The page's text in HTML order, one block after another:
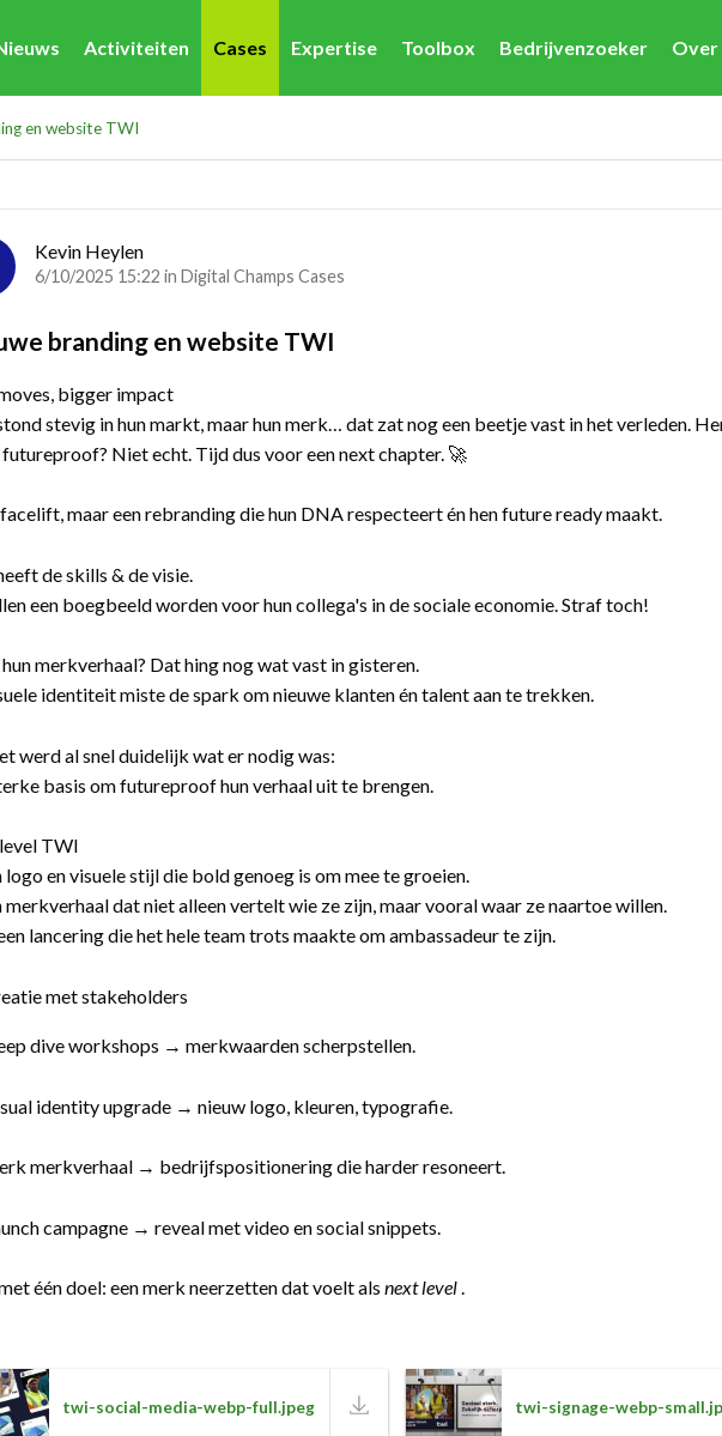
Activiteiten Cases Expertise Toolbox Bedrijvenzoeker Over
en website TWI
Kevin Heylen
6/10/2025 15:22 in Digital Champs Cases
branding en website TWI
bigger impact
stevig in hun markt, maar hun merk… dat zat nog een beetje vast in het verleden.
Niet echt. Tijd dus voor een next chapter. 🚀
maar een rebranding die hun DNA respecteert én hen future ready maakt.
de skills & de visie.
een boegbeeld worden voor hun collega's in de sociale economie. Straf toch!
merkverhaal? Dat hing nog wat vast in gisteren.
identiteit miste de spark om nieuwe klanten én talent aan te trekken.
werd al snel duidelijk wat er nodig was:
basis om futureproof hun verhaal uit te brengen.
TWI
logo en visuele stijl die bold genoeg is om mee te groeien.
merkverhaal dat niet alleen vertelt wie ze zijn, maar vooral waar ze naartoe willen.
lancering die het hele team trots maakte om ambassadeur te zijn.
met stakeholders
dive workshops → merkwaarden scherpstellen.
identity upgrade → nieuw logo, kleuren, typografie.
merkverhaal → bedrijfspositionering die harder resoneert.
campagne → reveal met video en social snippets.
één doel: een merk neerzetten dat voelt alsnext level.
twi-social-media-webp-full.jpeg twi-signage-webp-